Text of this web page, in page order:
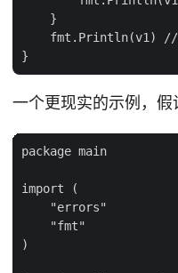
    }
fmt.Println(v1)
一个更现实的示例，假
package main
import (
    "errors"
    "fmt"
)